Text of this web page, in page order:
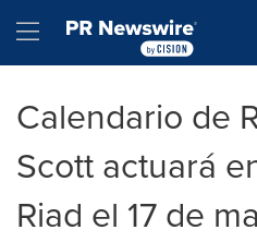
Hamburger menu
Calendario de
Scott actuará
Riad el 17 de